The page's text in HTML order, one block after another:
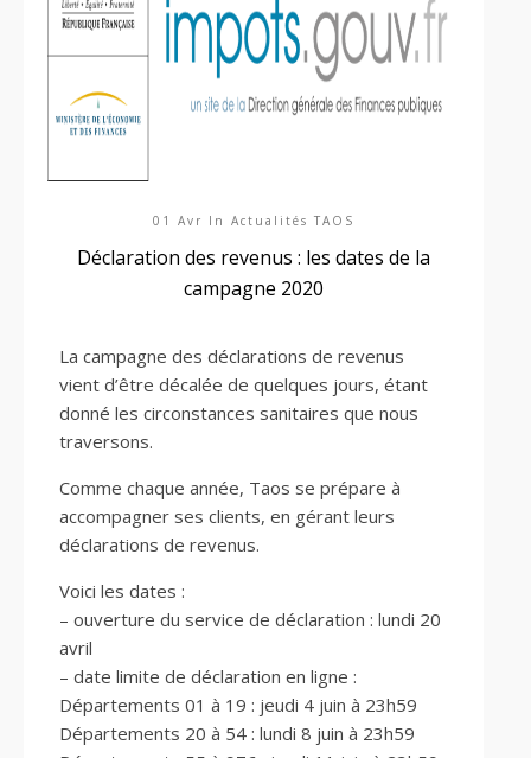
01 Avr In Actualités TAOS
Déclaration des revenus : les dates de la
campagne 2020
La campagne des déclarations de revenus
vient d’être décalée de quelques jours, étant
donné les circonstances sanitaires que nous
traversons.
Comme chaque année, Taos se prépare à
accompagner ses clients, en gérant leurs
déclarations de revenus.
Voici les dates :
– ouverture du service de déclaration : lundi 20
avril
– date limite de déclaration en ligne :
Départements 01 à 19 : jeudi 4 juin à 23h59
Départements 20 à 54 : lundi 8 juin à 23h59